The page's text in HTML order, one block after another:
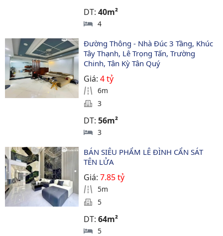
DT:40m²
4
Đường Thông - Nhà Đúc 3 Tầng, Khúc
Tây Thạnh, Lê Trọng Tấn, Trường
Chinh, Tân Kỳ Tân Quý
Giá:4 tỷ
6m
3
DT:56m²
3
BÁN SIÊU PHẨM LÊ ĐÌNH CẨN SÁT
TÊN LỬA
Giá:7.85 tỷ
5m
5
DT:64m²
5